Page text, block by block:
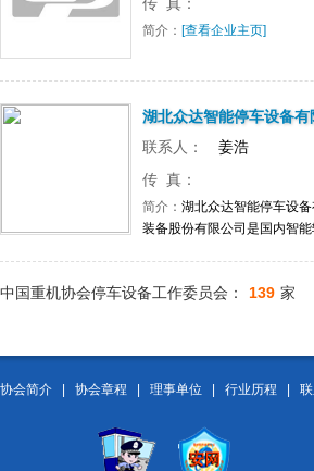
简介： [查看企业主页]
湖北众达智能停车设备有
联系人：
姜浩
传 真：
简介： 湖北众达智能停车设
装备股份有限公司是国内智
中国重机协会停车设备工作委员会： 139 家
协会简介 协会章程 理事单位 行业历程